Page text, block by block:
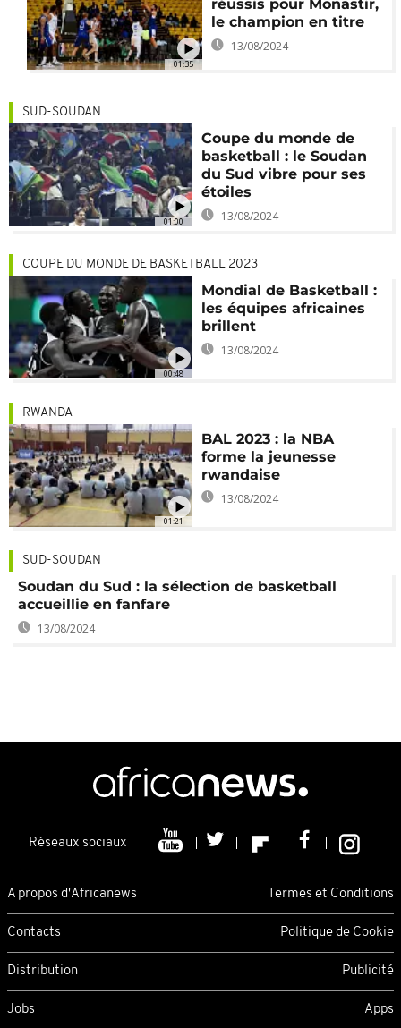
01:35
réussis pour Monastir,
le champion en titre
13/08/2024
01:00
SUD-SOUDAN
Coupe du monde de
basketball : le Soudan
du Sud vibre pour ses
étoiles
13/08/2024
00:48
COUPE DU MONDE DE BASKETBALL 2023
Mondial de Basketball :
les équipes africaines
brillent
13/08/2024
01:21
RWANDA
BAL 2023 : la NBA
forme la jeunesse
rwandaise
13/08/2024
SUD-SOUDAN
Soudan du Sud : la sélection de basketball
accueillie en fanfare
13/08/2024
Réseaux sociaux
A propos d'Africanews Termes et Conditions
Contacts Politique de Cookie
Distribution Publicité
Jobs Apps